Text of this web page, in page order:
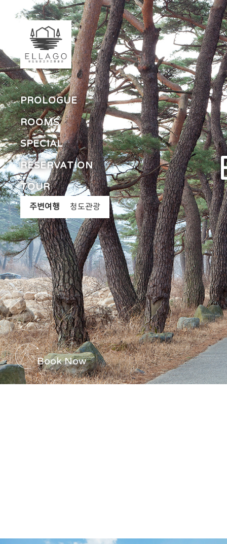
PROLOGUE
ROOMS
SPECIAL
RESERVATION
TOUR
주변여행 청도관광
Book Now